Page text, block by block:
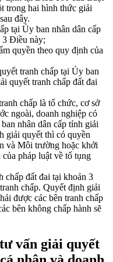
trong hai hình thức giải
đây.
tại Ủy ban nhân dân cấp
3 Điều này;
quyền theo quy định của
tranh chấp tại Ủy ban
quyết tranh chấp đất đai
chấp là tổ chức, cơ sở
ngoài, doanh nghiệp có
nhân dân cấp tỉnh giải
giải quyết thì có quyền
và Môi trường hoặc khởi
pháp luật về tố tụng
chấp đất đai tại khoản 3
chấp. Quyết định giải
được các bên tranh chấp
bên không chấp hành sẽ
vấn giải quyết